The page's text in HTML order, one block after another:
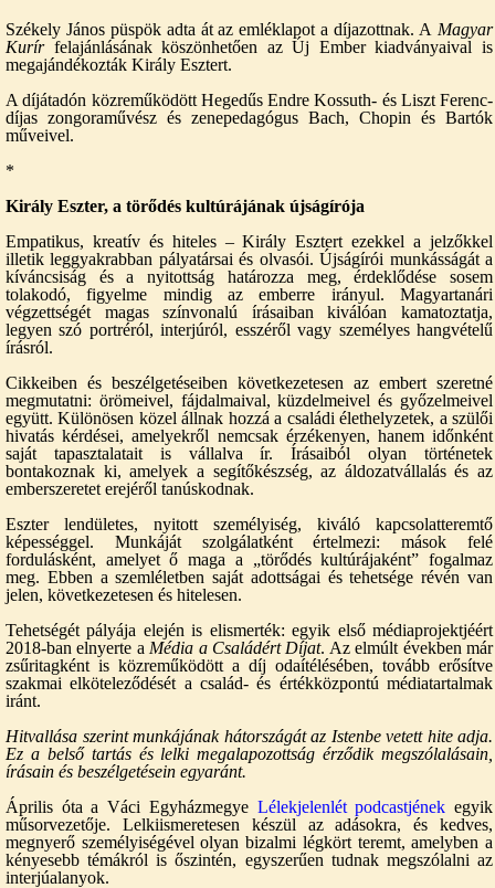
Székely János püspök adta át az emléklapot a díjazottnak. A Magyar
Kurírfelajánlásának köszönhetően az Új Ember kiadványaival is
megajándékozták Király Esztert.
A díjátadón közreműködött Hegedűs Endre Kossuth- és Liszt Ferenc-
díjas zongoraművész és zenepedagógus Bach, Chopin és Bartók
műveivel.
*
Király Eszter, a törődés kultúrájának újságírója
Empatikus, kreatív és hiteles – Király Esztert ezekkel a jelzőkkel
illetik leggyakrabban pályatársai és olvasói. Újságírói munkásságát a
kíváncsiság és a nyitottság határozza meg, érdeklődése sosem
tolakodó, figyelme mindig az emberre irányul. Magyartanári
végzettségét magas színvonalú írásaiban kiválóan kamatoztatja,
legyen szó portréról, interjúról, esszéről vagy személyes hangvételű
írásról.
Cikkeiben és beszélgetéseiben következetesen az embert szeretné
megmutatni: örömeivel, fájdalmaival, küzdelmeivel és győzelmeivel
együtt. Különösen közel állnak hozzá a családi élethelyzetek, a szülői
hivatás kérdései, amelyekről nemcsak érzékenyen, hanem időnként
saját tapasztalatait is vállalva ír. Írásaiból olyan történetek
bontakoznak ki, amelyek a segítőkészség, az áldozatvállalás és az
emberszeretet erejéről tanúskodnak.
Eszter lendületes, nyitott személyiség, kiváló kapcsolatteremtő
képességgel. Munkáját szolgálatként értelmezi: mások felé
fordulásként, amelyet ő maga a „törődés kultúrájaként” fogalmaz
meg. Ebben a szemléletben saját adottságai és tehetsége révén van
jelen, következetesen és hitelesen.
Tehetségét pályája elején is elismerték: egyik első médiaprojektjéért
2018-ban elnyerte a Média a Családért Díjat. Az elmúlt években már
zsűritagként is közreműködött a díj odaítélésében, tovább erősítve
szakmai elköteleződését a család- és értékközpontú médiatartalmak
iránt.
Hitvallása szerint munkájának hátországát az Istenbe vetett hite adja.
Ez a belső tartás és lelki megalapozottság érződik megszólalásain,
írásain és beszélgetésein egyaránt.
Április óta a Váci Egyházmegye Lélekjelenlét podcastjének egyik
műsorvezetője. Lelkiismeretesen készül az adásokra, és kedves,
megnyerő személyiségével olyan bizalmi légkört teremt, amelyben a
kényesebb témákról is őszintén, egyszerűen tudnak megszólalni az
interjúalanyok.